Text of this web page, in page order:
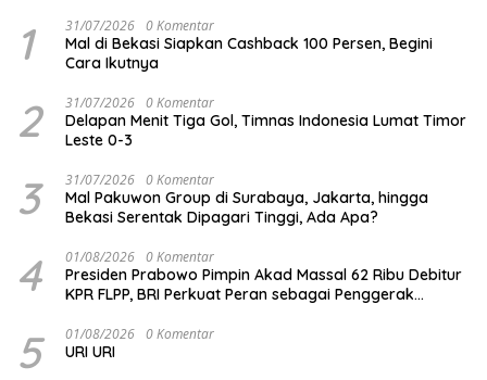
1 31/07/2026 0 Komentar
Mal di Bekasi Siapkan Cashback 100 Persen, Begini
Cara Ikutnya
2 31/07/2026 0 Komentar
Delapan Menit Tiga Gol, Timnas Indonesia Lumat Timor
Leste 0-3
3 31/07/2026 0 Komentar
Mal Pakuwon Group di Surabaya, Jakarta, hingga
Bekasi Serentak Dipagari Tinggi, Ada Apa?
4 01/08/2026 0 Komentar
Presiden Prabowo Pimpin Akad Massal 62 Ribu Debitur
KPR FLPP, BRI Perkuat Peran sebagai Penggerak
5 01/08/2026 0 Komentar
URI URI